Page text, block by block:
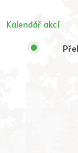
Kalendář akcí